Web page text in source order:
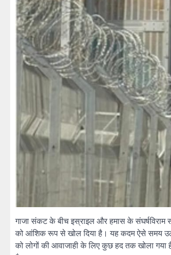
गाजा संकट के बीच इस्राइल और हमास के
को आंशिक रूप से खोल दिया है। यह कदम ऐसे समय
को लोगों की आवाजाही के लिए कुछ हद तक खोला गया